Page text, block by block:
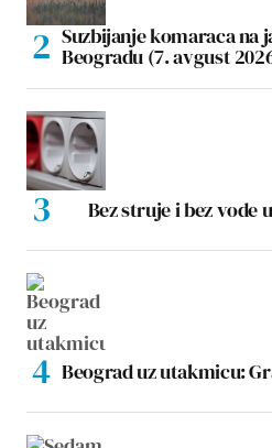
Suzbijanje komaraca na
Beogradu (7. avgust
Bez struje i bez vode
Beograd uz utakmicu: